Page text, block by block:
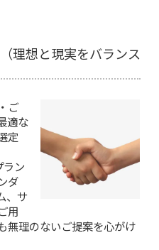
理想と現実をバランス
ご
適な
定
ラン
ダ
、サ
用
無理のないご提案を心がけ